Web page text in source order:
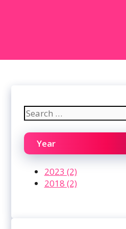
Search
for:
Year
2023 (2)
2018 (2)